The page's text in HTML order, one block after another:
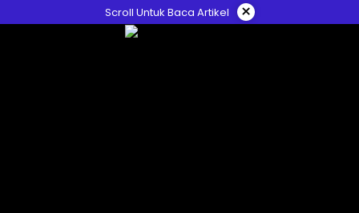
to
Scroll Untuk Baca Artikel ×